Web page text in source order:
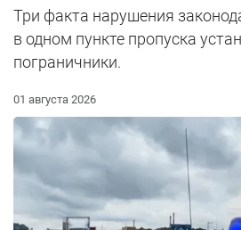
Три факта нарушения
в одном пункте пропуска
пограничники.
01 августа 2026